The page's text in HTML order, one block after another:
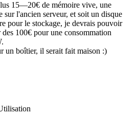
15—20€ de mémoire vive, une
l'ancien serveur, et soit un disque
pour le stockage, je devrais pouvoir
100€ pour une consommation
un boîtier, il serait fait maison :)